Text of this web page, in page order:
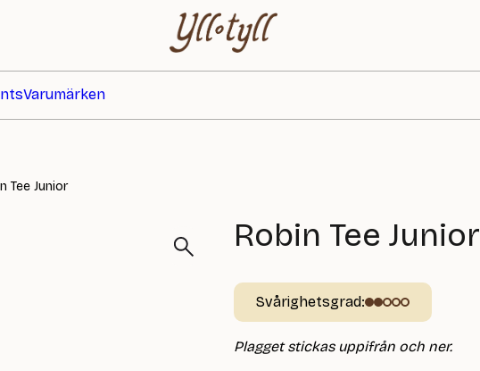
Varumärken
Tee Junior
Robin Tee Junior
Svårighetsgrad:
Plagget stickas uppifrån och ner.